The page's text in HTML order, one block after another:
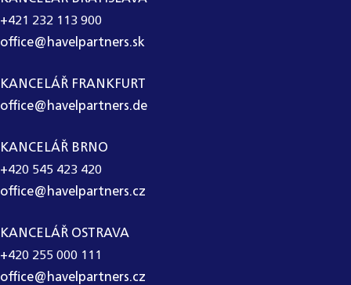
+421 232 113 900
office@havelpartners.sk
KANCELÁŘ FRANKFURT
office@havelpartners.de
KANCELÁŘ BRNO
+420 545 423 420
office@havelpartners.cz
KANCELÁŘ OSTRAVA
+420 255 000 111
office@havelpartners.cz